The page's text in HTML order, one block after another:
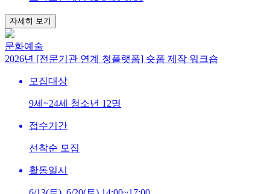
자세히 보기
문화예술
2026년 [전문기관 연계 청플랫폼] 숏폼 제작 워크숍
모집대상
9세~24세 청소년 12명
접수기간
선착순 모집
활동일시